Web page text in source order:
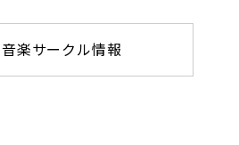
楽サークル情報